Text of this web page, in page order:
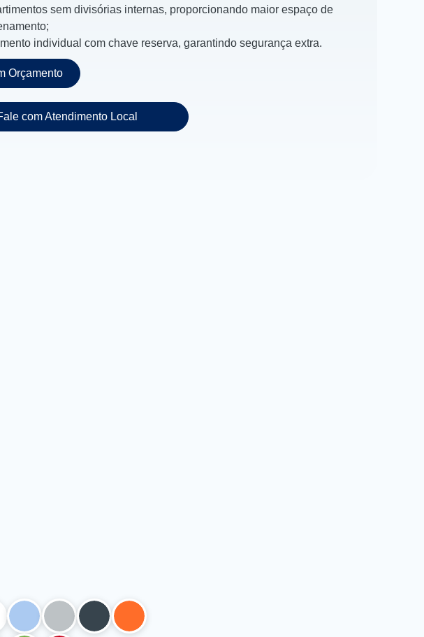
sem divisórias internas, proporcionando maior espaço de
individual com chave reserva, garantindo segurança extra.
Orçamento
com Atendimento Local